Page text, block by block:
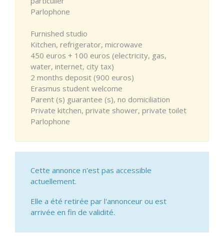
Parlophone
Furnished studio
Kitchen, refrigerator, microwave
450 euros + 100 euros (electricity, gas,
water, internet, city tax)
2 months deposit (900 euros)
Erasmus student welcome
Parent (s) guarantee (s), no domiciliation
Private kitchen, private shower, private toilet
Parlophone
Cette annonce n'est pas accessible
actuellement.
Elle a été retirée par l'annonceur ou est
arrivée en fin de validité.